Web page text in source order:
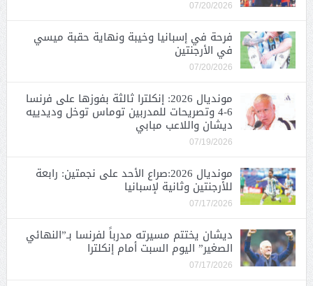
07/20/2026
فرحة في إسبانيا وخيبة ونهاية حقبة ميسي
في الأرجنتين
07/20/2026
مونديال 2026: إنكلترا ثالثة بفوزها على فرنسا
6-4 وتصريحات للمدربين توماس توخل وديدييه
ديشان واللاعب مبابي
07/19/2026
مونديال 2026:صراع الأحد على نجمتين: رابعة
للأرجنتين وثانية لإسبانيا
07/17/2026
ديشان يختتم مسيرته مدرباً لفرنسا بـ”النهائي
الصغير” اليوم السبت أمام إنكلترا
07/17/2026